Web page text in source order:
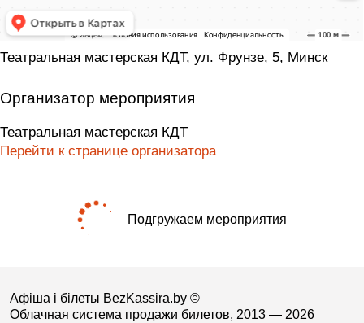
Театральная мастерская КДТ, ул. Фрунзе, 5, Минск
Организатор мероприятия
Театральная мастерская КДТ
Перейти к странице организатора
Подгружаем мероприятия
Афіша і білеты BezKassira.by ©
Облачная система продажи билетов, 2013 — 2026